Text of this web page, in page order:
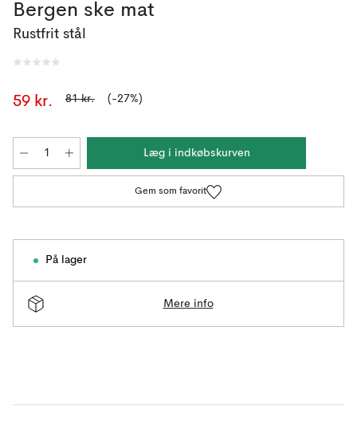
Bergen ske mat
Rustfrit stål
59 kr. 81 kr. (-27%)
Læg i indkøbskurven
Gem som favorit
På lager
Mere info